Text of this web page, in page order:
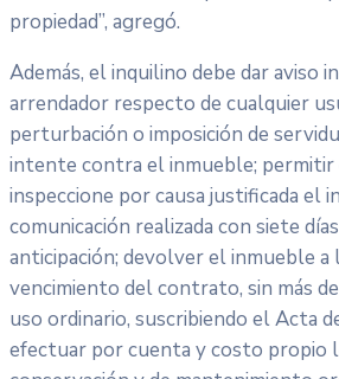
propiedad”, agregó.
Además, el inquilino debe dar aviso
arrendador respecto de cualquier
perturbación o imposición de
intente contra el inmueble; permitir
inspeccione por causa justificada el
comunicación realizada con siete
anticipación; devolver el inmueble a
vencimiento del contrato, sin más
uso ordinario, suscribiendo el Acta
efectuar por cuenta y costo propio